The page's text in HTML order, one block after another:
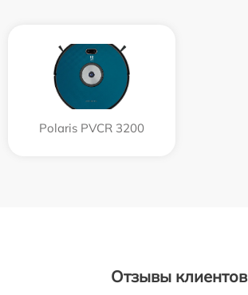
Polaris PVCR 3200
Отзывы клиентов